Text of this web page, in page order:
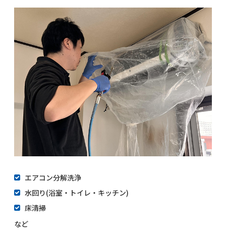
エアコン分解洗浄
水回り(浴室・トイレ・キッチン)
床清掃
など